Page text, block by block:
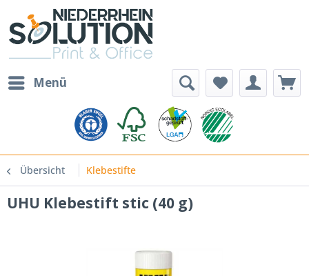
Menü
Übersicht Klebestifte
UHU Klebestift stic (40 g)